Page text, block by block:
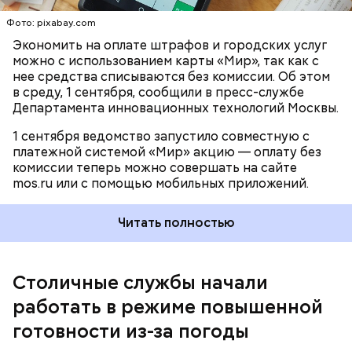
Фото: pixabay.com
Экономить на оплате штрафов и городских услуг
можно с использованием карты «Мир», так как с
нее средства списываются без комиссии. Об этом
в среду, 1 сентября, сообщили в пресс-службе
Департамента инновационных технологий Москвы.
1 сентября ведомство запустило совместную с
платежной системой «Мир» акцию — оплату без
комиссии теперь можно совершать на сайте
mos.ru или с помощью мобильных приложений.
Читать полностью
Столичные службы начали
работать в режиме повышенной
готовности из-за погоды
В Комплексе городского хозяйства добавили, что
одной из главных задач для экстренных служб
является контроль за объектами жизнеобеспечения
Москвы и топливно-энергетического хозяйства.
— Просим автомобилистов быть аккуратнее на
дороге, строго соблюдать скоростной режим и
дистанцию, пешеходов — быть внимательнее на
улице, не укрываться от непогоды под деревьями,
— подытожили вTelegram-канале «Городское
хозяйство Москвы».